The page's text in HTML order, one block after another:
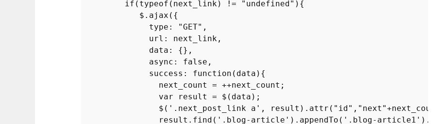
if ( typeof (next_link) != "undefined" ){
            $.
ajax ({
type : "GET" ,
url : next_link,
data : {},
async : false ,
success : function ( data ){
                next_count = ++next_count;
var result = $(data);
                $(
'.next_post_link a' , result). attr ( "id" , "next"
                result.
find ( '.blog-article' ). appendTo ( '.blog-article1' ).